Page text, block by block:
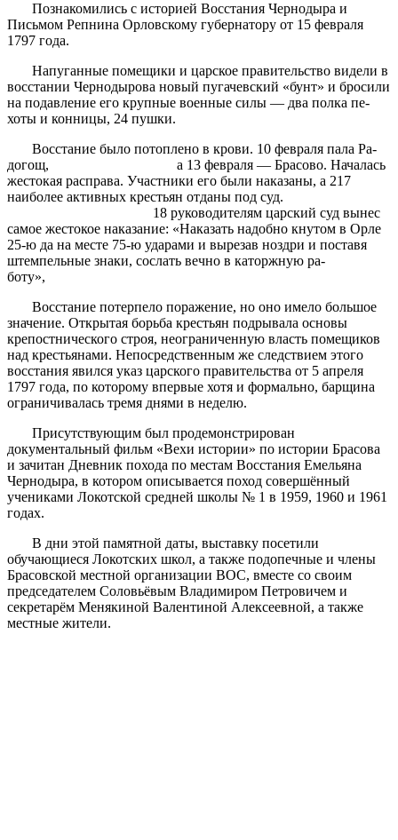
Познакомились с историей Восстания Чернодыра и
Письмом Репнина Орловскому губернатору от 15 февраля
1797 года.
Напуганные помещики и царское правительство видели в
восстании Чернодырова новый пугачевский «бунт» и броси­ли
на подавление его крупные военные силы — два полка пе­
хоты и конницы, 24 пушки.
Восстание было потоплено в крови. 10 февраля пала Ра­
догощ, а 13 февраля — Брасово. Началась
жестокая распра­ва. Участники его были наказаны, а 217
наиболее активных крестьян отданы под суд.
18 руководителям царский суд вы­нес
самое жестокое наказание: «Наказать надобно кнутом в Орле
25-ю да на месте 75-ю ударами и вырезав ноздри и поставя
штемпельные знаки, сослать вечно в каторжную ра­
боту»,
Восстание потерпело поражение, но оно имело большое
значение. Открытая борьба крестьян подрывала основы
крепостнического строя, неограниченную власть помещиков
над крестьянами. Непосредственным же следствием этого
вос­стания явился указ царского правительства от 5 апреля
1797 года, по которому впервые хотя и формально, барщина
ограничивалась тремя днями в неделю.
Присутствующим был продемонстрирован
документальный фильм «Вехи истории» по истории Брасова
и зачитан Дневник похода по местам Восстания Емельяна
Чернодыра, в котором описывается поход совершённый
учениками Локотской средней школы № 1 в 1959, 1960 и 1961
годах.
В дни этой памятной даты, выставку посетили
обучающиеся Локотских школ, а также подопечные и члены
Брасовской местной организации ВОС, вместе со своим
председателем Соловьёвым Владимиром Петровичем и
секретарём Менякиной Валентиной Алексеевной, а также
местные жители.